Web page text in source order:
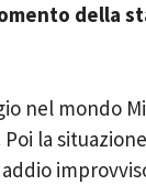
della
nel mondo
la